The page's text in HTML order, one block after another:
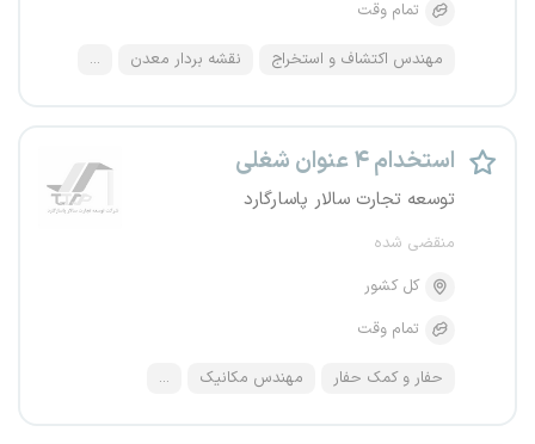
تمام وقت
مهندس اکتشاف و استخراج نقشه بردار معدن ...
استخدام ۴ عنوان شغلی
توسعه تجارت سالار پاسارگارد
منقضی شده
کل کشور
تمام وقت
حفار و کمک حفار مهندس مکانیک ...